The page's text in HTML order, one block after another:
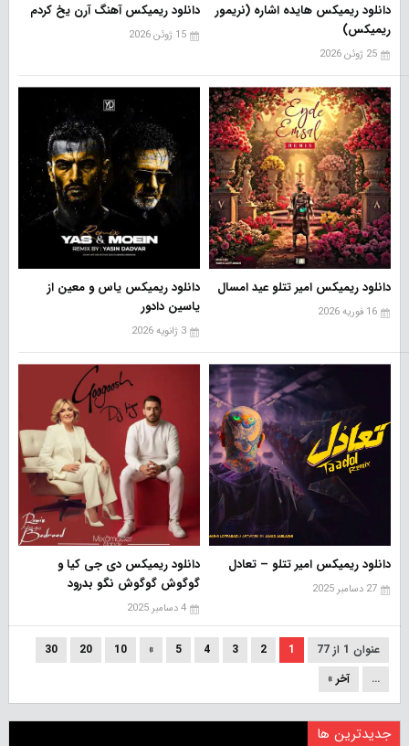
دانلود ریمیکس هایده اشاره (نریمور
ریمیکس)
25 ژوئن 2026
دانلود ریمیکس آهنگ آرن یخ کردم
15 ژوئن 2026
دانلود ریمیکس امیر تتلو عید امسال
16 فوریه 2026
دانلود ریمیکس یاس و معین از
یاسین دادور
3 ژانویه 2026
دانلود ریمیکس امیر تتلو – تعادل
27 دسامبر 2025
دانلود ریمیکس دی جی کیا و
گوگوش گوگوش نگو بدرود
4 دسامبر 2025
عنوان 1 از 77 1
2
3
4
5
»
10
20
30
...
آخر »
جدیدترین ها